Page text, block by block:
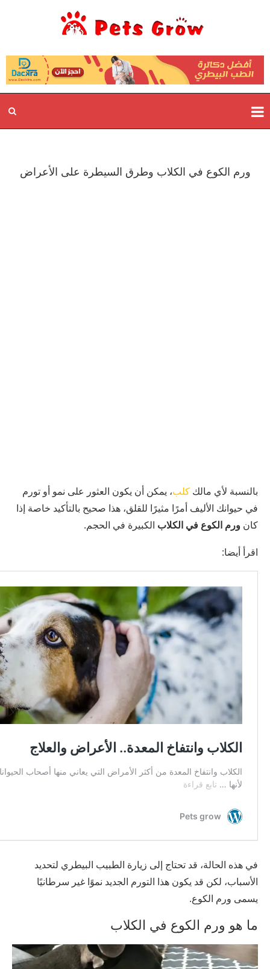
ورم الكوع في الكلاب وطرق السيطرة على الأعراض
بالنسبة لأي مالك كلب، يمكن أن يكون العثور على نمو أو تورم
في حيوانك الأليف أمرًا مثيرًا للقلق، هذا صحيح بالتأكيد خاصة إذا
كان ورم الكوع في الكلاب الكبيرة في الحجم.
اقرأ أيضا:
في هذه الحالة، قد تحتاج إلى زيارة الطبيب البيطري لتحديد
الأسباب، لكن قد يكون هذا التورم الجديد نموًا غير سرطانيًا
يسمى ورم الكوع.
ما هو ورم الكوع في الكلاب